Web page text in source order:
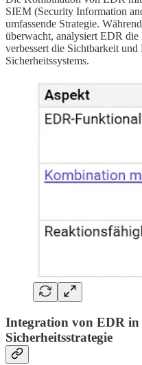
SIEM (Security Information
umfassende Strategie.
überwacht, analysiert EDR
verbessert die Sichtbarkeit
Sicherheitssystems.
Integration von EDR in
Sicherheitsstrategie